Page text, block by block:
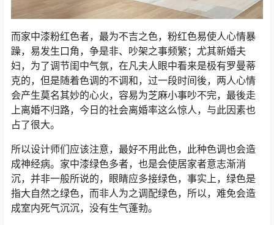
而家中漆粉红色者，最为不吉之色，粉红色易使人心情暴
躁，易发生口角，争是非、吵架之事频繁；尤其新婚夫
妇，为了调节闺中气氛，在凡夫人眼中看来是极有罗曼蒂
克的，但是随着色调的不调和，过一段时间後，两人心情
会产生莫名其妙的心火，容易为芝麻小事吵不完，最後走
上离婚不归路，今日的社会离婚率这么惊人，与此因素也
占了很大。
所以设计师们应该注意，最好不用此色，此种色调也会造
成神经病。家中漆绿色多者，也是会使居家者意志渐消
沉，并非一般所说的，眼睛应多接绿色，事实上，绿色是
指大自然之绿色，而非人为之调配绿色，所以，难免会造
成室内死气沉沉，没有生气蓬勃。